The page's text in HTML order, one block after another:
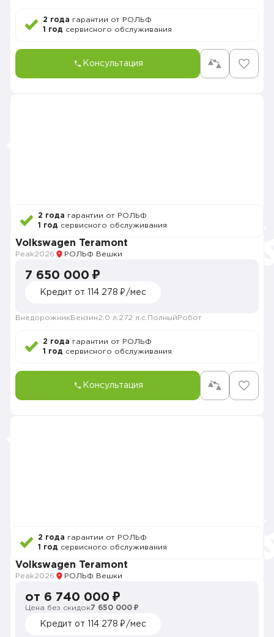
2 года гарантии от РОЛЬФ
1 год сервисного обслуживания
Консультация
2 года гарантии от РОЛЬФ
1 год сервисного обслуживания
Volkswagen Teramont
Peak2026 РОЛЬФ Вешки
7 650 000 ₽
Кредит от 114 278 ₽/мес
Внедорожник Бензин2.0 л. 272 л.с. Полный Робот
2 года гарантии от РОЛЬФ
1 год сервисного обслуживания
Консультация
2 года гарантии от РОЛЬФ
1 год сервисного обслуживания
Volkswagen Teramont
Peak2026 РОЛЬФ Вешки
от 6 740 000 ₽
Цена без скидок7 650 000 ₽
Кредит от 114 278 ₽/мес